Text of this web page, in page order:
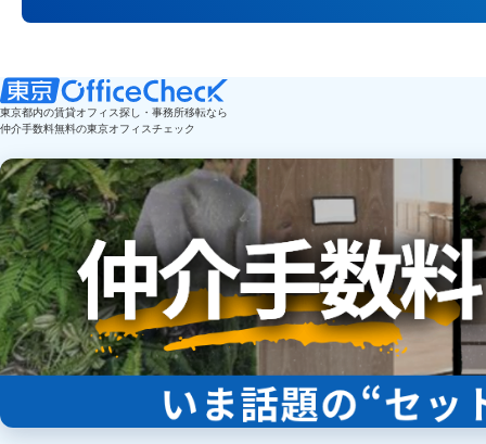
東京都内の賃貸オフィス探し・事務所移転なら
仲介手数料無料の東京オフィスチェック